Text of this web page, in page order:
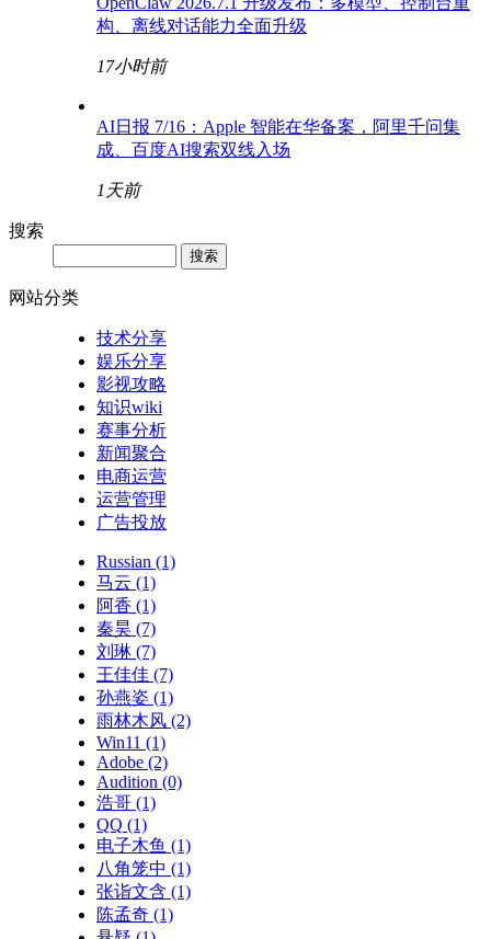
AGENTS.md 截断规则深度解析——中文用户如何
避免规则丢失
0 评论技术分享
6月23日星期二，农历五月初九，工作笑口常开，
好运自然来
OpenClaw 生产升级血泪史：3097 个 root 文件与
exec-approvals.json 死锁的完整拆解
刚刚
蛋仔网每日最低撸5000金币教程，白嫖金币快速赚
大钱
6小时前